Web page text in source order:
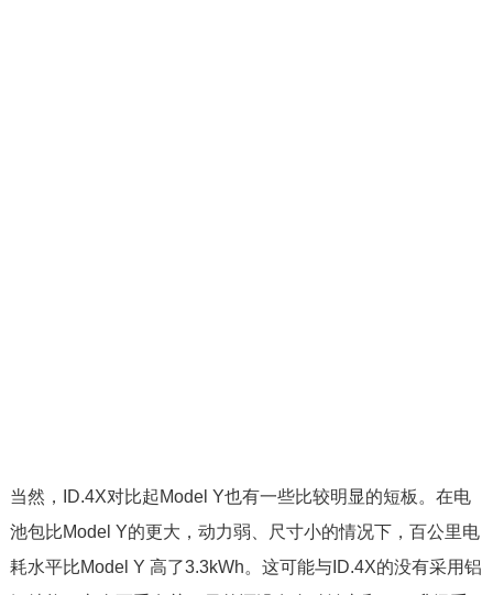
当然，ID.4X对比起Model Y也有一些比较明显的短板。在电
池包比Model Y的更大，动力弱、尺寸小的情况下，百公里电
耗水平比Model Y 高了3.3kWh。这可能与ID.4X的没有采用铝